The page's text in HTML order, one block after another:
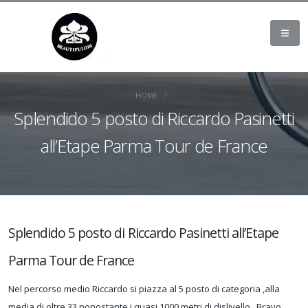
Splendido 5 posto di Riccardo Pasinetti
all’Etape Parma Tour de France
HOME
Splendido 5 posto di Riccardo Pasinetti all’Etape
Parma Tour de France
Nel percorso medio Riccardo si piazza al 5 posto di categoria ,alla